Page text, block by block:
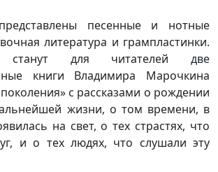
песенные и нотные
литература и грампластинки.
станут для читателей две
книги Владимира Марочкина
с рассказами о рождении
жизни, о том времени, в
на свет, о тех страстях, что
и о тех людях, что слушали эту